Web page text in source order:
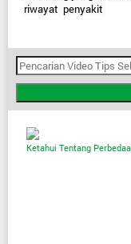
riwayat  penyakit
Ketahui Tentang